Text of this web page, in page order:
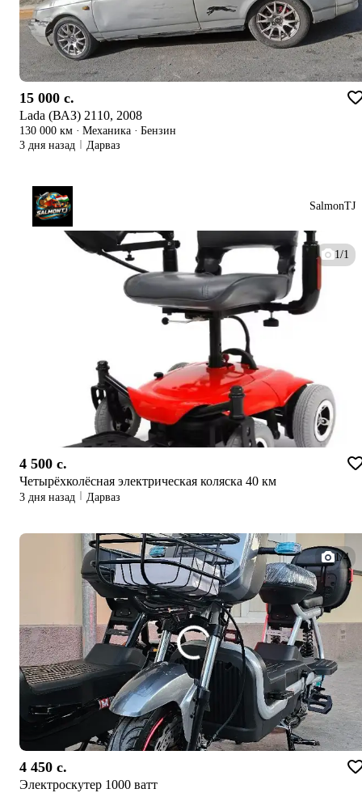
15 000 c.
Lada (ВАЗ) 2110, 2008
130 000 км · Механика · Бензин
3 дня назад
Дарваз
SalmonTJ
1/1
4 500 c.
Четырёхколёсная электрическая коляска 40 км
3 дня назад Дарваз
1/4
4 450 c.
Электроскутер 1000 ватт